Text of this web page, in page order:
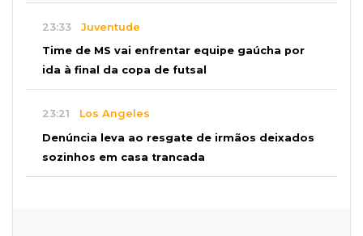
23:33 Juventude
Time de MS vai enfrentar equipe gaúcha por
ida à final da copa de futsal
23:21 Los Angeles
Denúncia leva ao resgate de irmãos deixados
sozinhos em casa trancada